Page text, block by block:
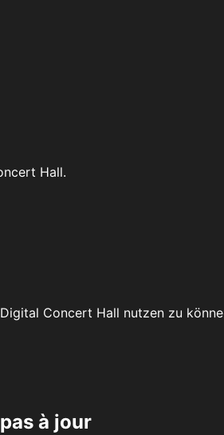
Hall.
Concert Hall nutzen zu
à jour